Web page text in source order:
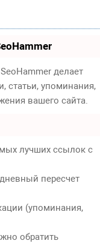
SeoHammer делает
статьи, упоминания,
вашего сайта.
лучших ссылок с
пересчет
(упоминания,
обратить